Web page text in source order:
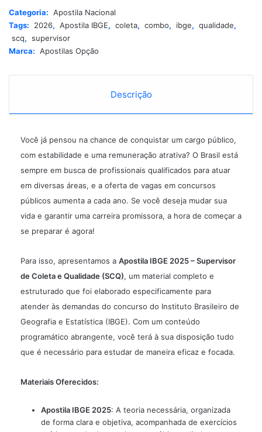
i
Categoria: Apostila Nacional
Tags:
2026, Apostila IBGE, coleta, combo, ibge, qualidade,
scq, supervisor
Marca: Apostilas Opção
Descrição
Você já pensou na chance de conquistar um cargo público,
com estabilidade e uma remuneração atrativa? O Brasil está
sempre em busca de profissionais qualificados para atuar
em diversas áreas, e a oferta de vagas em concursos
públicos aumenta a cada ano. Se você deseja mudar sua
vida e garantir uma carreira promissora, a hora de começar a
se preparar é agora!
Para isso, apresentamos a Apostila IBGE 2025 – Supervisor
de Coleta e Qualidade (SCQ), um material completo e
estruturado que foi elaborado especificamente para
atender às demandas do concurso do Instituto Brasileiro de
Geografia e Estatística (IBGE). Com um conteúdo
programático abrangente, você terá à sua disposição tudo
que é necessário para estudar de maneira eficaz e focada.
Materiais Oferecidos:
Apostila IBGE 2025: A teoria necessária, organizada
de forma clara e objetiva, acompanhada de exercícios